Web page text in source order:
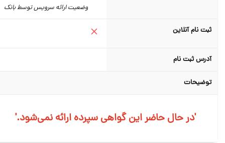
وضعیت ارائه سرویس توسط بانک
ثبت نام آنلاین
آدرس ثبت نام
توضیحات